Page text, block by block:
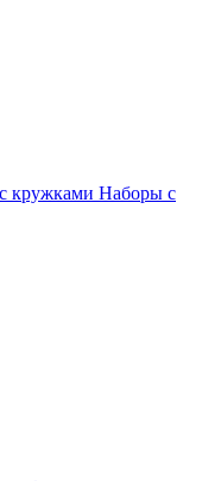
кружками Наборы с